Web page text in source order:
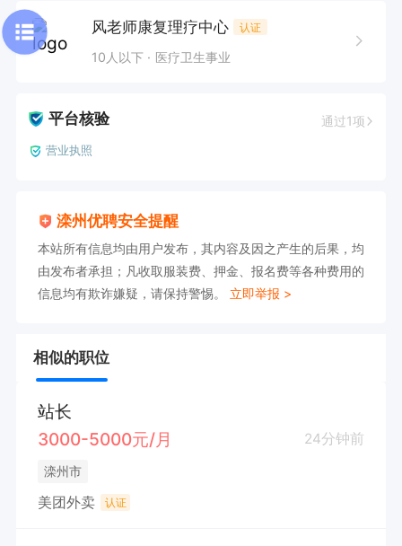
风老师康复理疗中心 认证
10人以下 医疗卫生事业
平台核验 通过1项
营业执照
滦州优聘安全提醒
本站所有信息均由用户发布，其内容及因之产生的后果，均
由发布者承担；凡收取服装费、押金、报名费等各种费用的
信息均有欺诈嫌疑，请保持警惕。 立即举报 >
相似的职位
站长
3000-5000元/月
24分钟前
滦州市
美团外卖 认证